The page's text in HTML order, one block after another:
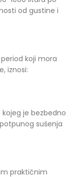
od gustine i
koji mora
iznosi:
je bezbedno
sušenja
praktičnim